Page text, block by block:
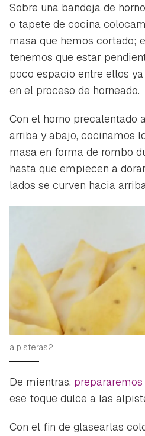
Guardar como
Para poder guardar como
iniciar sesión con tu cuenta
Sobre una bandeja de
o tapete de cocina
masa que hemos cortado;
tenemos que estar
poco espacio entre ellos
en el proceso de horneado.
Con el horno precalentado
arriba y abajo, cocinamos
masa en forma de rombo
hasta que empiecen a
lados se curven hacia
alpisteras2
De mientras,
ese toque dulce a las
Con el fin de glasearlas
Contenido
Gracias por
ACEPTAR